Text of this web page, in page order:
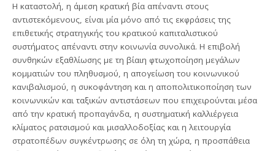
Η καταστολή, η άμεση κρατική βία απέναντι στους
αντιστεκόμενους, είναι μία μόνο από τις εκφράσεις της
επιθετικής στρατηγικής του κρατικού καπιταλιστικού
συστήματος απέναντι στην κοινωνία συνολικά. Η επιβολή
συνθηκών εξαθλίωσης με τη βίαιη φτωχοποίηση μεγάλων
κομματιών του πληθυσμού, η απογείωση του κοινωνικού
κανιβαλισμού, η συκοφάντηση και η αποπολιτικοποίηση των
κοινωνικών και ταξικών αντιστάσεων που επιχειρούνται μέσα
από την κρατική προπαγάνδα, η συστηματική καλλιέργεια
κλίματος ρατσισμού και μισαλλοδοξίας και η λειτουργία
στρατοπέδων συγκέντρωσης σε όλη τη χώρα, η προσπάθεια